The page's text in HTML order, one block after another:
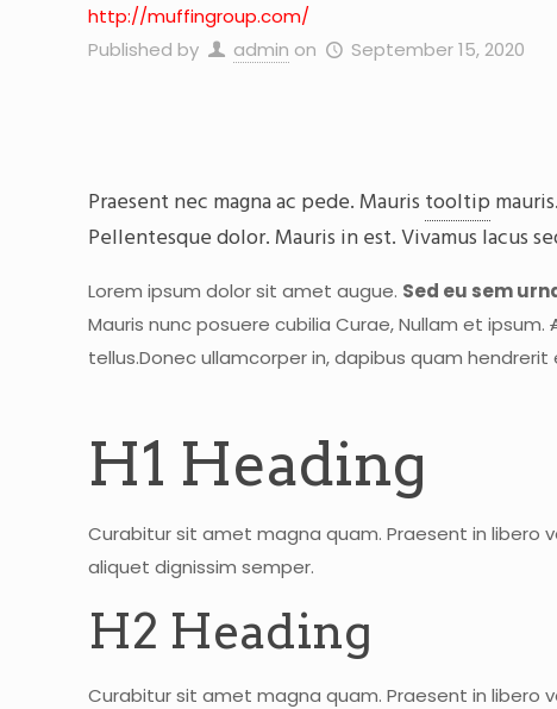
http://muffingroup.com/
Published by
admin on September 15, 2020
Praesent nec magna ac pede. Mauris tooltip
Pellentesque dolor. Mauris in est. Vivamus lacus
Lorem ipsum dolor sit amet augue. Sed eu sem
Mauris nunc posuere cubilia Curae, Nullam et ipsum.
tellus.Donec ullamcorper in, dapibus quam
H1 Heading
Curabitur sit amet magna quam. Praesent in libero
aliquet dignissim semper.
H2 Heading
Curabitur sit amet magna quam. Praesent in libero